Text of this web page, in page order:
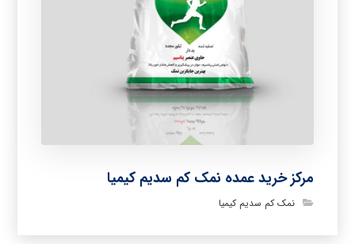
مرکز خرید عمده نمک کم سدیم کیمیا
نمک کم سدیم کیمیا